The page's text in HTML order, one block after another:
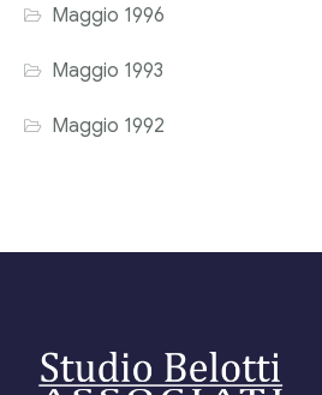
Maggio 1996
Maggio 1993
Maggio 1992